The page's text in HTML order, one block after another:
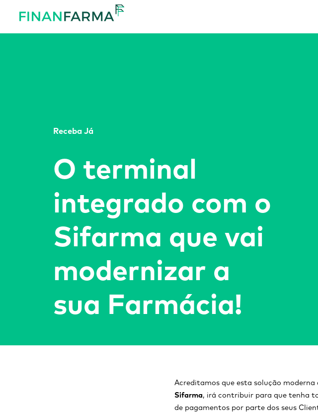
Receba Já
O terminal
integrado com o
Sifarma que vai
modernizar a
sua Farmácia!
Acreditamos que esta solução moderna
Sifarma, irá contribuir para que tenha
de pagamentos por parte dos seus